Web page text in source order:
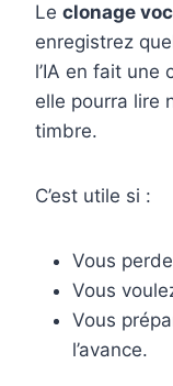
Le clonage
enregistrez
l’IA en fait une
elle pourra lire
timbre.
C’est utile si :
Vous
Vous
Vous
l’avance.